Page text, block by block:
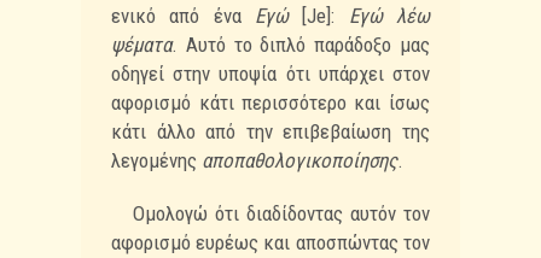
ενικό από ένα Εγώ[Je]: Εγώ λέω
ψέματα. Αυτό το διπλό παράδοξο μας
οδηγείστην υποψία ότι υπάρχει στον
αφορισμό κάτι περισσότερο και ίσως
κάτι άλλο από τηνεπιβεβαίωση της
λεγομένης αποπαθολογικοποίησης.
Ομολογώ ότι διαδίδοντας αυτόν τον
αφορισμό ευρέως και αποσπώντας τον